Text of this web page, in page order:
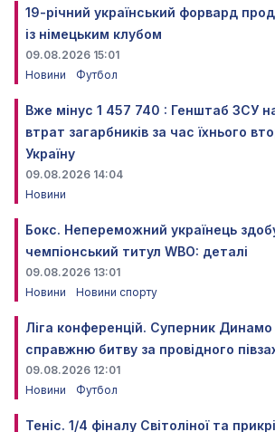
19-річний український форвард
із німецьким клубом
09.08.2026 15:01
Новини
Футбол
Вже мінус 1 457 740 : Генштаб ЗСУ
втрат загарбників за час їхнього
Україну
09.08.2026 14:04
Новини
Бокс. Непереможний українець
чемпіонський титул WBO: деталі
09.08.2026 13:01
Новини
Новини спорту
Ліга конференцій. Суперник
справжню битву за провідного
09.08.2026 12:01
Новини
Футбол
Теніс. 1/4 фіналу Світоліної та